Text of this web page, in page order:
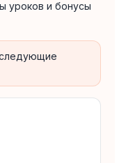
уроков и бонусы